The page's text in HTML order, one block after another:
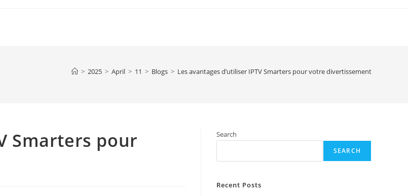
> 2025 > April > 11 > Blogs > Les avantages d’utiliser IPTV Smarters pour votre divertissement
Smarters pour
Search
SEARCH
Recent Posts